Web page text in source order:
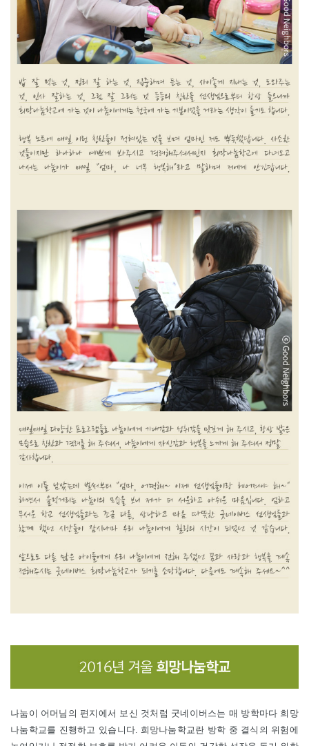
나눔이 어머님의 편지에서 보신 것처럼 굿네이버스는 매 방학마다 희망
나눔학교를 진행하고 있습니다. 희망나눔학교란 방학 중 결식의 위험에